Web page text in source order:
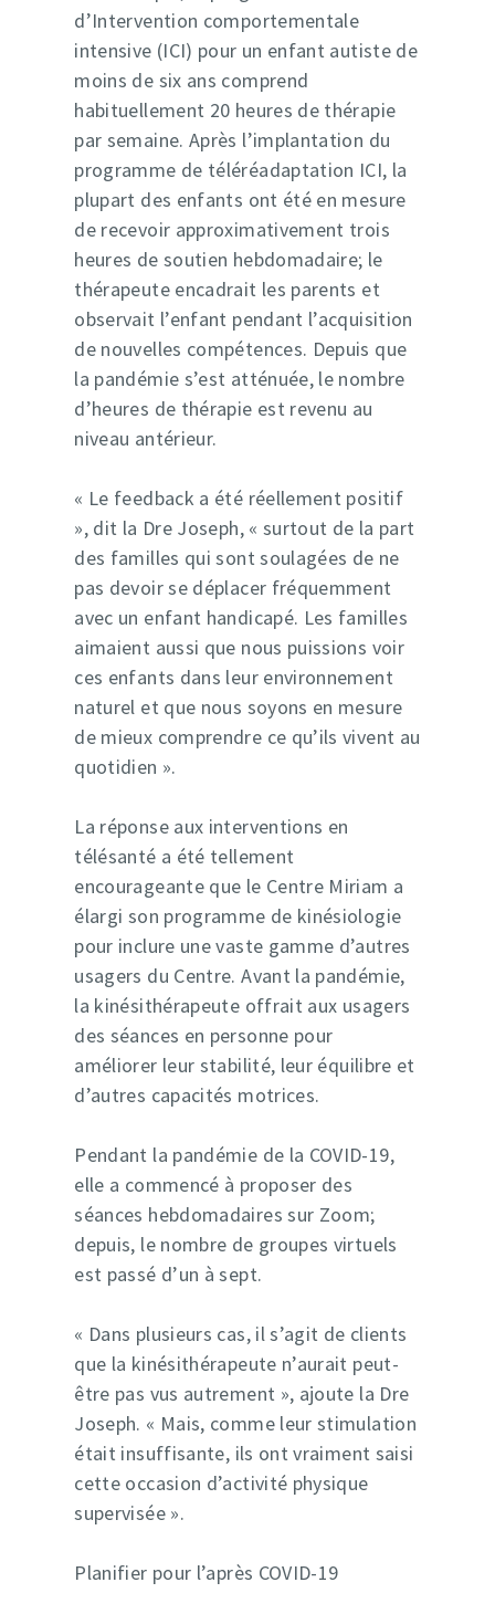
d’Intervention comportementale
intensive (ICI) pour un enfant autiste de
moins de six ans comprend
habituellement 20 heures de thérapie
par semaine. Après l’implantation du
programme de téléréadaptation ICI, la
plupart des enfants ont été en mesure
de recevoir approximativement trois
heures de soutien hebdomadaire; le
thérapeute encadrait les parents et
observait l’enfant pendant l’acquisition
de nouvelles compétences. Depuis que
la pandémie s’est atténuée, le nombre
d’heures de thérapie est revenu au
niveau antérieur.
« Le feedback a été réellement positif
», dit la Dre Joseph, « surtout de la part
des familles qui sont soulagées de ne
pas devoir se déplacer fréquemment
avec un enfant handicapé. Les familles
aimaient aussi que nous puissions voir
ces enfants dans leur environnement
naturel et que nous soyons en mesure
de mieux comprendre ce qu’ils vivent au
quotidien ».
La réponse aux interventions en
télésanté a été tellement
encourageante que le Centre Miriam a
élargi son programme de kinésiologie
pour inclure une vaste gamme d’autres
usagers du Centre. Avant la pandémie,
la kinésithérapeute offrait aux usagers
des séances en personne pour
améliorer leur stabilité, leur équilibre et
d’autres capacités motrices.
Pendant la pandémie de la COVID-19,
elle a commencé à proposer des
séances hebdomadaires sur Zoom;
depuis, le nombre de groupes virtuels
est passé d’un à sept.
« Dans plusieurs cas, il s’agit de clients
que la kinésithérapeute n’aurait peut-
être pas vus autrement », ajoute la Dre
Joseph. « Mais, comme leur stimulation
était insuffisante, ils ont vraiment saisi
cette occasion d’activité physique
supervisée ».
Planifier pour l’après COVID-19